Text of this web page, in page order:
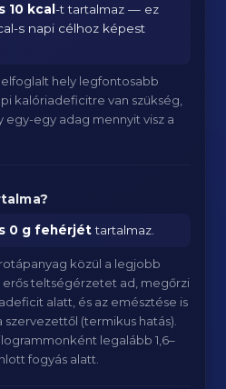
10 kcal-t tartalmaz — ez
s napi célhoz képest
hely legfontosabb
kalóriadeficitre van szükség,
egy-egy adag mennyit visz a
0 g fehérjéttartalmaz.
közül a legjobb
erős teltségérzetet ad, megőrzi
alatt, és az emésztése is
(termikus hatás).
legalább 1,6–
fogyás alatt.